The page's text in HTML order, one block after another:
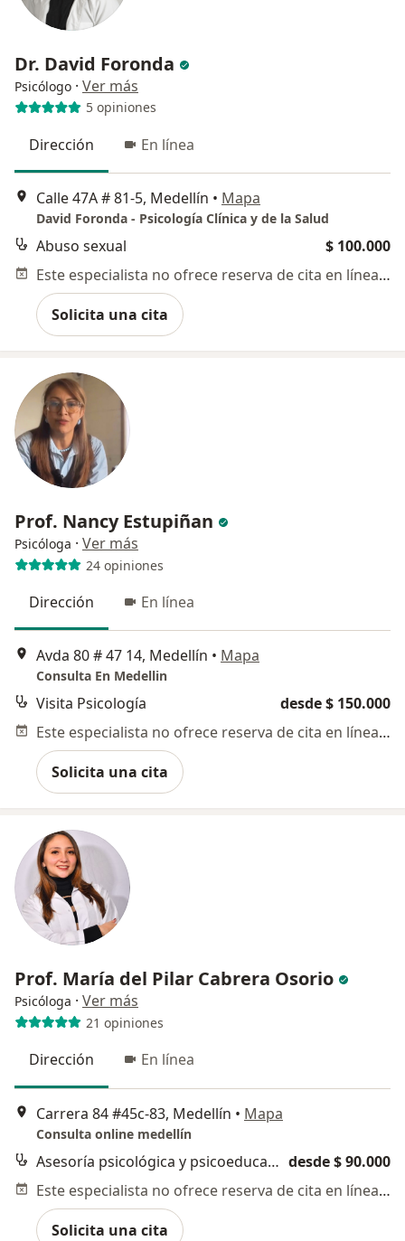
Dr. David Foronda
Psicólogo · Ver más
5 opiniones
Dirección En línea
Calle 47A # 81-5, Medellín • Mapa
David Foronda - Psicología Clínica y de la Salud
Abuso sexual
$ 100.000
Este especialista no ofrece reserva de cita en línea en esta dirección.
Solicita una cita
Prof. Nancy Estupiñan
Psicóloga · Ver más
24 opiniones
Dirección En línea
Avda 80 # 47 14, Medellín • Mapa
Consulta En Medellin
Visita Psicología
desde $ 150.000
Este especialista no ofrece reserva de cita en línea en esta dirección.
Solicita una cita
Prof. María del Pilar Cabrera Osorio
Psicóloga · Ver más
21 opiniones
Dirección En línea
Carrera 84 #45c-83, Medellín • Mapa
Consulta online medellín
Asesoría psicológica y psicoeducación desde $ 90.000
Este especialista no ofrece reserva de cita en línea en esta dirección.
Solicita una cita